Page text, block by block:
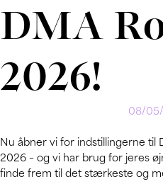
DMA
2026!
08/
Nu åbner vi for indstillingerne til
2026 – og vi har brug for jeres
finde frem til det stærkeste og